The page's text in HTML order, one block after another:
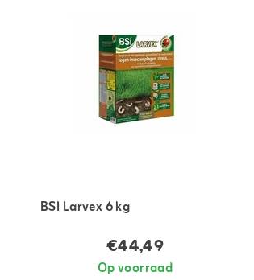
BSI Larvex 6 kg
€44,49
Op voorraad